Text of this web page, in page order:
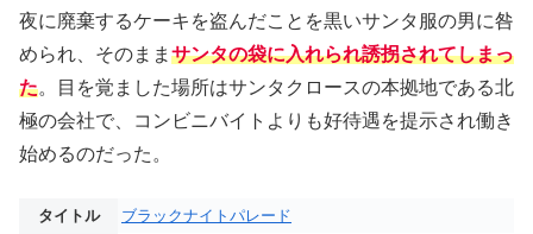
夜に廃棄するケーキを盗んだことを黒いサンタ服の男に咎
められ、そのまま サンタの袋に入れられ誘拐されてしまっ
た。目を覚ました場所はサンタクロースの本拠地である北
極の会社で、コンビニバイトよりも好待遇を提示され働き
始めるのだった。
タイトル
ブラックナイトパレード